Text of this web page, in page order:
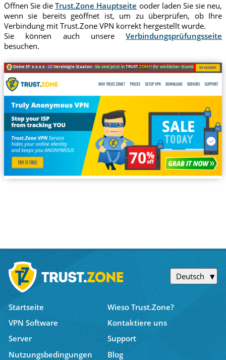
Öffnen Sie dieTrust.Zone Hauptseite ooder laden Sie sie neu,
wenn sie bereits geöffnet ist, um zu überprüfen, ob Ihre
Verbindung mit Trust.Zone VPN korrekt hergestellt wurde.
Sie können auch unsereVerbindungsprüfungsseite
besuchen.
Deine IP: x.x.x.x · Vereinigte Staaten ·Sie sind jetzt inTRUST.ZONE! Ihr wirklicher Standort ist
Deutsch
Startseite
Wieso Trust.Zone?
VPN Software
Kontaktiere uns
Server
Support
Nutzungsbedingungen
Blog